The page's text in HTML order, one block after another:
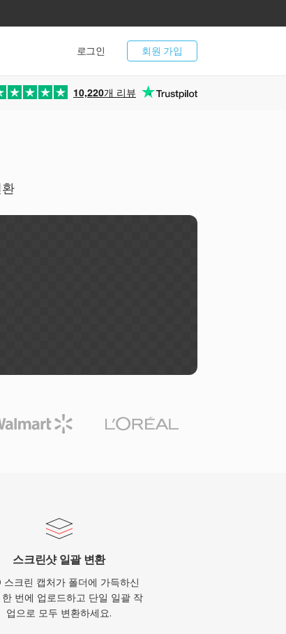
회원 가입
로그인
10,220개 리뷰
스크린샷 일괄 변환
스크린 캡처가 폴더에 가득하신
한 번에 업로드하고 단일 일괄 작
업으로 모두 변환하세요.